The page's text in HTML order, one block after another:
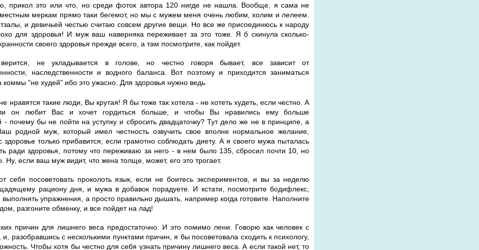
прикол это или что, но среди фоток автора 120 нигде не нашла. Вообще, я сама не
меркам прямо таки бегемот, но мы с мужем меня очень любим, холим и лелеем.
и девичьей честью считаю совсем другие вещи. Но все же присоединюсь к народу
для здоровья! И муж ваш наверняка переживает за это тоже. Я б скинула сколько-
своего здоровья прежде всего, а там посмотрите, как пойдет.
не укладывается в голове, но честно говоря бывает, все зависит от
наследственности и водного баланса. Вот поэтому и приходится заниматься
коммы "не худей" ибо это ужасно. Для здоровья нужно ведь.
нравятся такие люди, Вы крутая! Я бы тоже так хотела - не хотеть худеть, если честно. А
он любит Вас и хочет гордиться больше, и чтобы Вы нравились ему больше
- почему бы не пойти на уступку и сбросить двадцаточку? Тут дело же не в принципе, а
родной муж, который имел честность озвучить свое вполне нормальное желание,
только прибавится, если грамотно соблюдать диету. А я своего мужа пыталась
ради здоровья, потому что переживаю за него - в нем было 135, сбросил почти 10, но
Ну, если ваш муж видит, что жена толще, может, его это трогает.
себя посоветовать проколоть язык, если не боитесь экспериментов, и вы за неделю
рациону дня, и мужа в добавок порадуете. И кстати, посмотрите бодифлекс,
упражнения, а просто правильно дышать, например когда готовите. Наполните
разгоните обменку, и все пойдет на лад!
причин для лишнего веса предостаточно. И это помимо лени. Говорю как человек с
разобравшись с несколькими пунктами причин, я бы посоветовала сходить к психологу,
Чтобы хотя бы честно для себя узнать причину лишнего веса. А если такой нет, то